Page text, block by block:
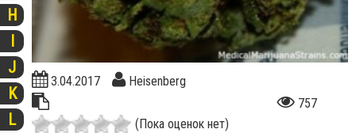
H
I
J
K
L
3.04.2017
Heisenberg
757
(Пока оценок нет)